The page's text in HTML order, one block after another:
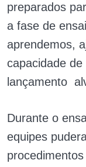
preparados
a fase de
aprendemos,
capacidade
lançamento
Durante o
equipes